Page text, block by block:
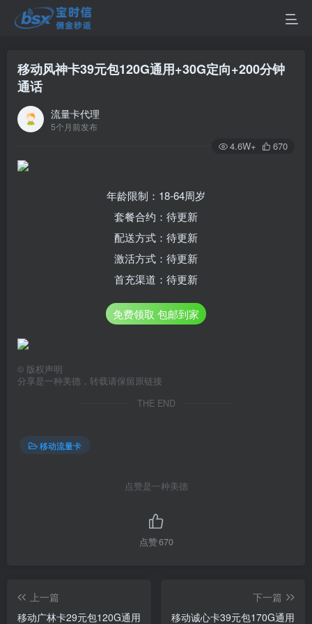
移动风神卡39元包120G通用+30G定向+200分钟
通话
流量卡代理
5个月前发布
4.6W+ 670
年龄限制：18-64周岁
套餐合约：待更新
配送方式：待更新
激活方式：待更新
首充渠道：待更新
免费领取 包邮到家
© 版权声明
分享是一种美德，转载请保留原链接
THE END
移动流量卡
点赞是一种美德
点赞670
上一篇
移动广林卡29元包120G通用
下一篇
移动诚心卡39元包170G通用